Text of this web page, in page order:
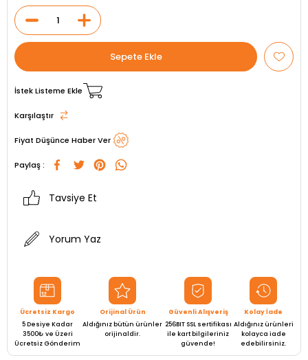
İstek Listeme Ekle
Karşılaştır
Fiyat Düşünce Haber Ver
Paylaş :
Tavsiye Et
Yorum Yaz
Ücretsiz Kargo
5 Desiye Kadar
3500₺ ve Üzeri
Ücretsiz Gönderim
Orijinal Ürün
Aldığınız bütün ürünler
orijinaldir.
Güvenli Alışveriş
256BIT SSL sertifikası
ile kart bilgileriniz
güvende!
Kolay İade
Aldığınız ürünleri
kolayca iade
edebilirsiniz.